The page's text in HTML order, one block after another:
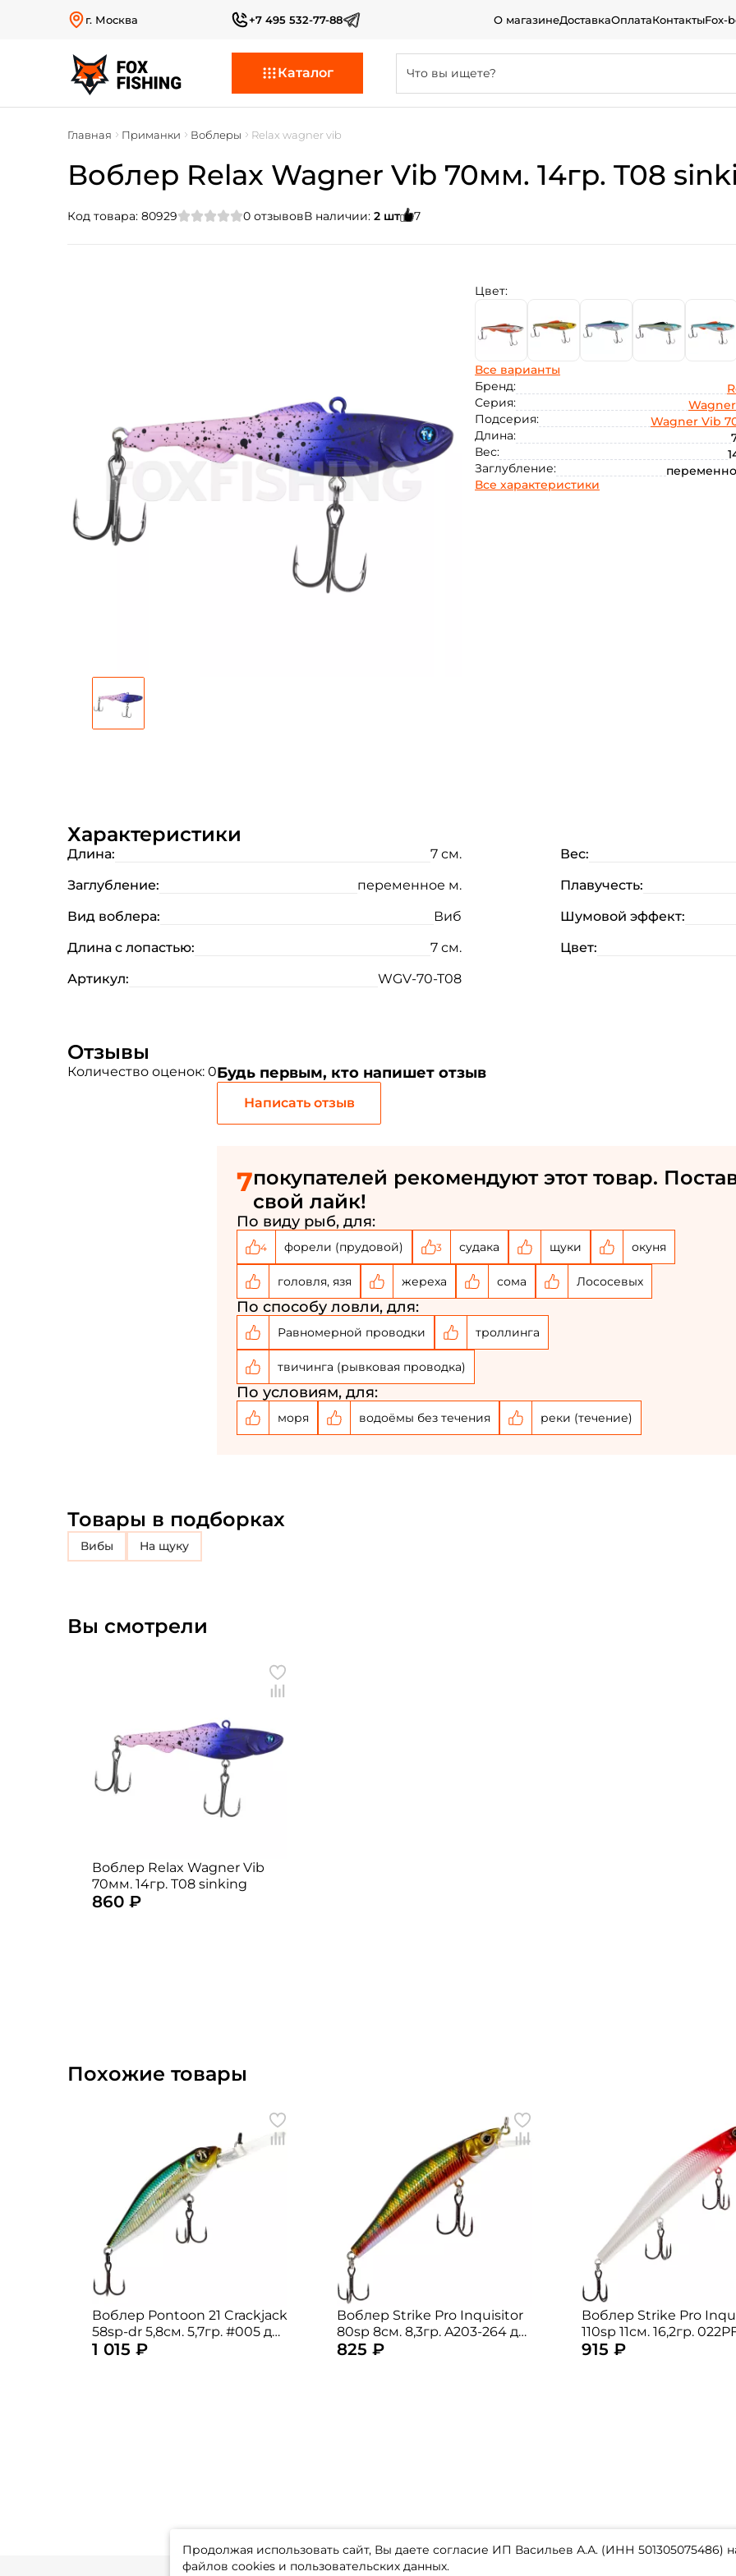
г. Москва +7 495 532-77-88 О магазинеДоставкаОплатаКонтактыFox-
Каталог
Главная Приманки Воблеры Relax wagner vib
Воблер Relax Wagner Vib 70мм. 14гр. T08
Код товара: 80929 0 отзывовВ наличии: 2 шт 7
Цвет:
Все варианты
Бренд:
Серия:
Подсерия:
Wagner Vib
Длина:
Вес:
Заглубление:
Все характеристики
Характеристики
Длина: 7 см.
Вес:
Заглубление:
переменное м.
Плавучесть:
Вид воблера:
Виб
Шумовой эффект:
Длина с лопастью:
7 см.
Цвет:
Артикул:
WGV-70-T08
Отзывы
Количество оценок: 0Будь первым, кто напишет отзыв
Написать отзыв
7покупателей рекомендуют этот товар.
свой лайк!
По виду рыб, для:
4 форели (прудовой) 3 судака щуки окуня
головля, язя жереха сома Лососевых
По способу ловли, для:
Равномерной проводки троллинга
твичинга (рывковая проводка)
По условиям, для:
моря водоёмы без течения реки (течение)
Товары в подборках
Вибы на щуку
Вы смотрели
Воблер Relax Wagner Vib
70мм. 14гр. T08 sinking
860 ₽
Похожие товары
Воблер Pontoon 21 Crackjack
58sp-dr 5,8см. 5,7гр. #005 до
2,5м. suspending
1 015 ₽
Воблер Strike Pro Inquisitor
80sp 8см. 8,3гр. A203-264 до
1,2м. suspending
825 ₽
Воблер Strike Pro
110sp 11см. 16,2гр.
1,5м. suspending
915 ₽
Продолжая использовать сайт, Вы даете согласие ИП Васильев А.А. (ИНН 501305075486)
файлов cookies и пользовательских данных.
Создать аккаунт
ФИО: *
Email: *